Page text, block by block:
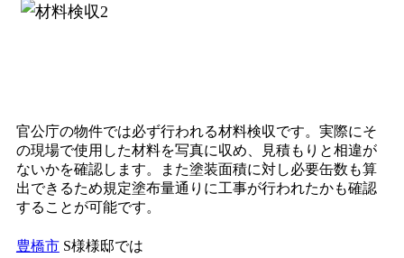
官公庁の物件では必ず行われる材料検収です。実際にそ
の現場で使用した材料を写真に収め、見積もりと相違が
ないかを確認します。また塗装面積に対し必要缶数も算
出できるため規定塗布量通りに工事が行われたかも確認
することが可能です。
豊橋市S様様邸では